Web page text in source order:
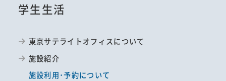
学生生活
東京サテライトオフィスについて
施設紹介
施設利用･予約について